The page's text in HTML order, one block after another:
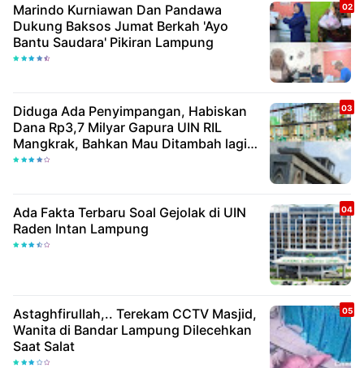
Marindo Kurniawan Dan Pandawa
Dukung Baksos Jumat Berkah 'Ayo
Bantu Saudara' Pikiran Lampung
Diduga Ada Penyimpangan, Habiskan
Dana Rp3,7 Milyar Gapura UIN RIL
Mangkrak, Bahkan Mau Ditambah lagi 7
Milyar
Ada Fakta Terbaru Soal Gejolak di UIN
Raden Intan Lampung
Astaghfirullah,.. Terekam CCTV Masjid,
Wanita di Bandar Lampung Dilecehkan
Saat Salat